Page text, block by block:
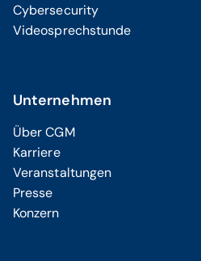
Cybersecurity
Videosprechstunde
Unternehmen
Über CGM
Karriere
Veranstaltungen
Presse
Konzern